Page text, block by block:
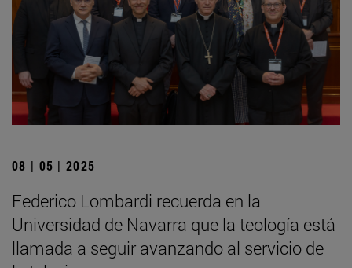
08 | 05 | 2025
Federico Lombardi recuerda en la
Universidad de Navarra que la teología está
llamada a seguir avanzando al servicio de